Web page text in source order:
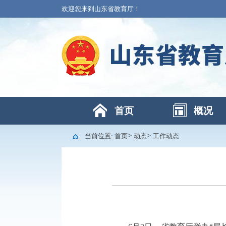
欢迎您来到山东省教育厅！
首页 概况
当前位置: 首页> 动态> 工作动态